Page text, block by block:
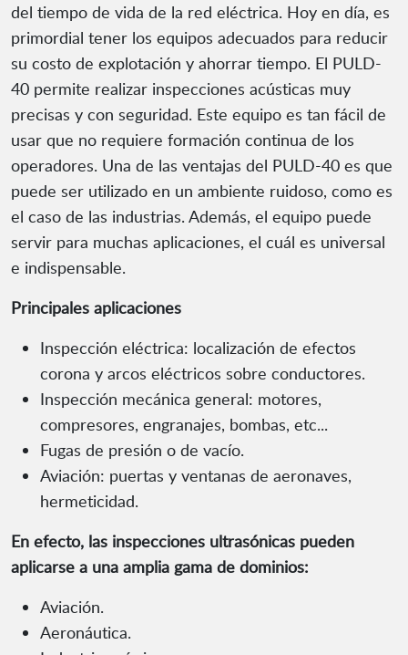
del tiempo de vida de la red eléctrica. Hoy en día, es
primordial tener los equipos adecuados para reducir
su costo de explotación y ahorrar tiempo. El PULD-
40 permite realizar inspecciones acústicas muy
precisas y con seguridad. Este equipo es tan fácil de
usar que no requiere formación continua de los
operadores. Una de las ventajas del PULD-40 es que
puede ser utilizado en un ambiente ruidoso, como es
el caso de las industrias. Además, el equipo puede
servir para muchas aplicaciones, el cuál es universal
e indispensable.
Principales aplicaciones
Inspección eléctrica: localización de efectos
corona y arcos eléctricos sobre conductores.
Inspección mecánica general: motores,
compresores, engranajes, bombas, etc...
Fugas de presión o de vacío.
Aviación: puertas y ventanas de aeronaves,
hermeticidad.
En efecto, las inspecciones ultrasónicas pueden
aplicarse a una amplia gama de dominios:
Aviación.
Aeronáutica.